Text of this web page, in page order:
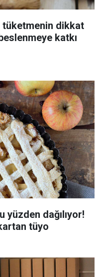
tüketmenin dikkat
katkı
yüzden dağılıyor!
tüyo